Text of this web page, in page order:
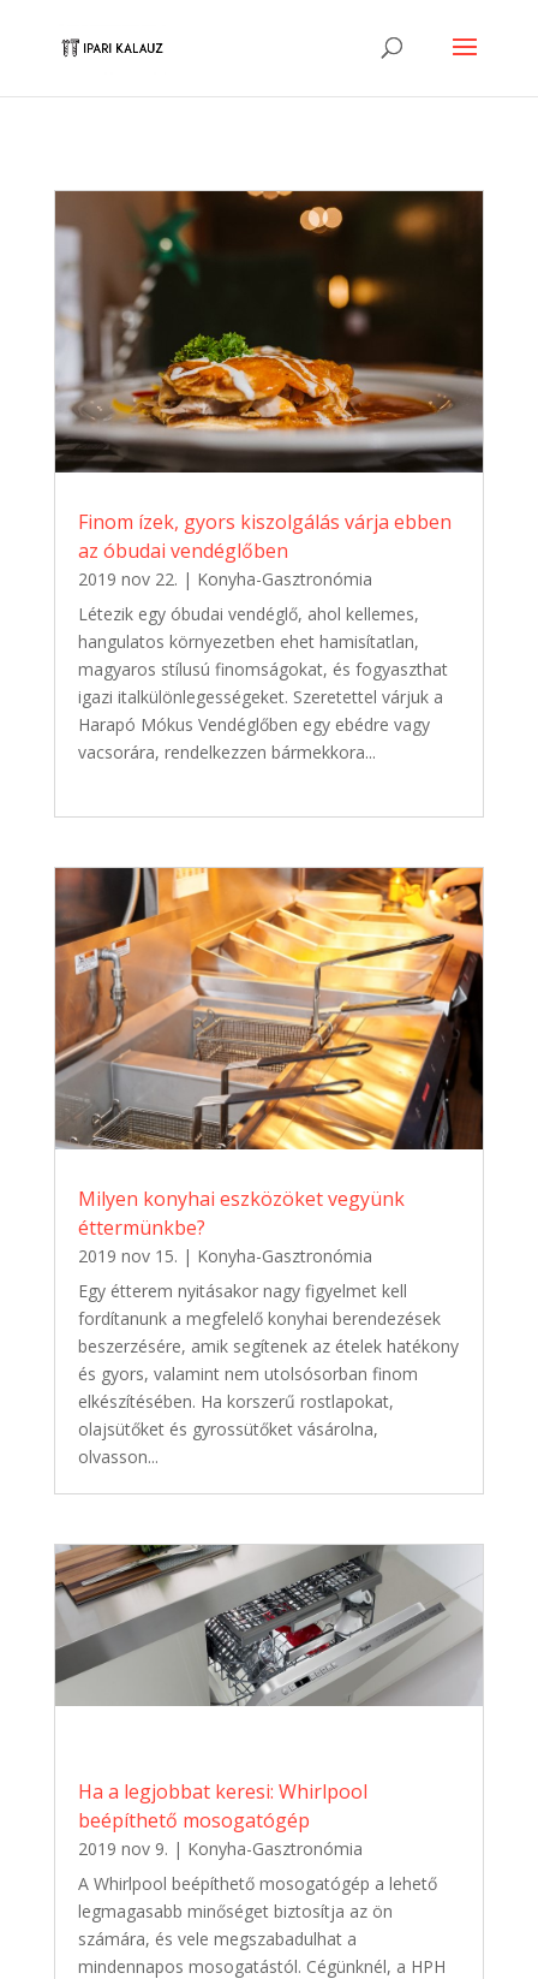
Finom ízek, gyors kiszolgálás várja ebben
az óbudai vendéglőben
2019 nov 22. | Konyha-Gasztronómia
Létezik egy óbudai vendéglő, ahol kellemes,
hangulatos környezetben ehet hamisítatlan,
magyaros stílusú finomságokat, és fogyaszthat
igazi italkülönlegességeket. Szeretettel várjuk a
Harapó Mókus Vendéglőben egy ebédre vagy
vacsorára, rendelkezzen bármekkora...
Milyen konyhai eszközöket vegyünk
éttermünkbe?
2019 nov 15. | Konyha-Gasztronómia
Egy étterem nyitásakor nagy figyelmet kell
fordítanunk a megfelelő konyhai berendezések
beszerzésére, amik segítenek az ételek hatékony
és gyors, valamint nem utolsósorban finom
elkészítésében. Ha korszerű rostlapokat,
olajsütőket és gyrossütőket vásárolna,
olvasson...
Ha a legjobbat keresi: Whirlpool
beépíthető mosogatógép
2019 nov 9. | Konyha-Gasztronómia
A Whirlpool beépíthető mosogatógép a lehető
legmagasabb minőséget biztosítja az ön
számára, és vele megszabadulhat a
mindennapos mosogatástól. Cégünknél, a HPH